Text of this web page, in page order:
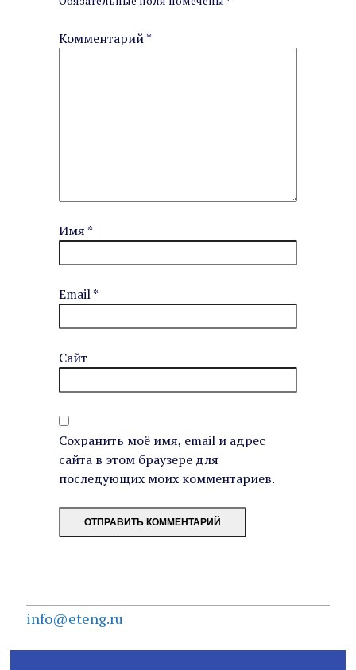
Комментарий*
Имя*
Email*
Сайт
Сохранить моё имя, email и адрес
сайта в этом браузере для
последующих моих комментариев.
info@eteng.ru